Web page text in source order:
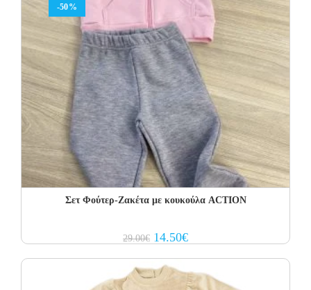
-50%
Σετ Φoύτερ-Ζακέτα με κουκούλα ACTION
29.00€ Original
price
29.00€.
14.50€Current
price